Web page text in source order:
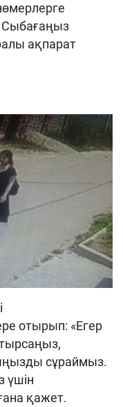
ақпарат
отырып: «Егер
сұраймыз.
үшін
қажет.